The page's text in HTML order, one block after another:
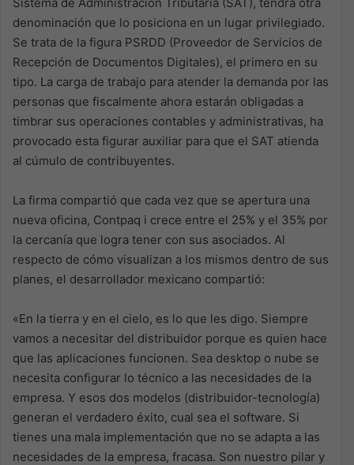
denominación que lo posiciona en un lugar privilegiado.
Se trata de la figura PSRDD (Proveedor de Servicios de
Recepción de Documentos Digitales), el primero en su
tipo. La carga de trabajo para atender la demanda por las
personas que fiscalmente ahora estarán obligadas a
timbrar sus operaciones contables y administrativas, ha
provocado esta figurar auxiliar para que el SAT atienda
al cúmulo de contribuyentes.
La firma compartió que cada vez que se apertura una
nueva oficina, Contpaq i crece entre el 25% y el 35% por
la cercanía que logra tener con sus asociados. Al
respecto de cómo visualizan a los mismos dentro de sus
planes, el desarrollador mexicano compartió:
«En la tierra y en el cielo, es lo que les digo. Siempre
vamos a necesitar del distribuidor porque es quien hace
que las aplicaciones funcionen. Sea desktop o nube se
necesita configurar lo técnico a las necesidades de la
empresa. Y esos dos modelos (distribuidor-tecnología)
generan el verdadero éxito, cual sea el software. Si
tienes una mala implementación que no se adapta a las
necesidades de la empresa, fracasa. Son nuestro pilar y